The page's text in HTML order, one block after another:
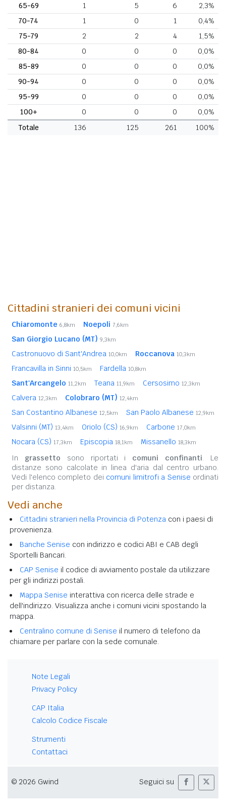
65-69
1 5 6
2,3%
70-74
1 0 1
0,4%
75-79
2 2 4
1,5%
80-84
0 0 0
0,0%
85-89
0 0 0
0,0%
90-94
0 0 0
0,0%
95-99
0 0 0
0,0%
100+
0 0 0
0,0%
Totale
136 125 261 100%
Cittadini stranieri dei comuni vicini
Chiaromonte 6,8km Noepoli 7,6km
San Giorgio Lucano (MT) 9,3km
Castronuovo di Sant'Andrea 10,0km Roccanova 10,3km
Francavilla in Sinni 10,5km Fardella 10,8km
Sant'Arcangelo 11,2km Teana 11,9km Cersosimo 12,3km
Calvera 12,3km Colobraro (MT) 12,4km
San Costantino Albanese 12,5km San Paolo Albanese 12,9km
Valsinni (MT) 13,4km Oriolo (CS) 16,9km Carbone 17,0km
Nocara (CS) 17,3km Episcopia 18,1km Missanello 18,3km
In grassetto sono riportati i comuni confinanti. Le
distanze sono calcolate in linea d'aria dal centro urbano.
Vedi l'elenco completo dei comuni limitrofi a Senise ordinati
per distanza.
Vedi anche
Cittadini stranieri nella Provincia di Potenza con i paesi di
provenienza.
Banche Senise con indirizzo e codici ABI e CAB degli
Sportelli Bancari.
CAP Senise il codice di avviamento postale da utilizzare
per gli indirizzi postali.
Mappa Senise interattiva con ricerca delle strade e
dell'indirizzo. Visualizza anche i comuni vicini spostando la
mappa.
Centralino comune di Senise il numero di telefono da
chiamare per parlare con la sede comunale.
Note Legali
Privacy Policy
CAP Italia
Calcolo Codice Fiscale
Strumenti
Contattaci
© 2026 Gwind Seguici su